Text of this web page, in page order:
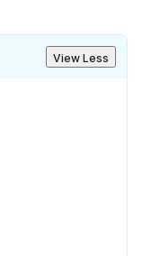
View Less